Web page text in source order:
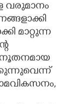
വരുമാനം
മാറ്റുന്ന
നൂതനമായ